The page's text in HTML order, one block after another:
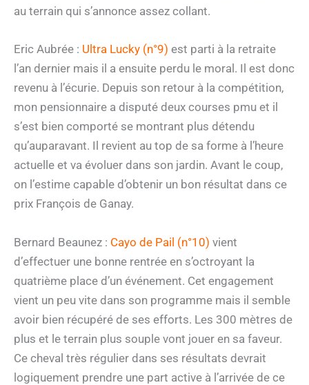
au terrain qui s’annonce assez collant.
Eric Aubrée : Ultra Lucky (n°9) est parti à la retraite
l’an dernier mais il a ensuite perdu le moral. Il est donc
revenu à l’écurie. Depuis son retour à la compétition,
mon pensionnaire a disputé deux courses pmu et il
s’est bien comporté se montrant plus détendu
qu’auparavant. Il revient au top de sa forme à l’heure
actuelle et va évoluer dans son jardin. Avant le coup,
on l’estime capable d’obtenir un bon résultat dans ce
prix François de Ganay.
Bernard Beaunez : Cayo de Pail (n°10) vient
d’effectuer une bonne rentrée en s’octroyant la
quatrième place d’un événement. Cet engagement
vient un peu vite dans son programme mais il semble
avoir bien récupéré de ses efforts. Les 300 mètres de
plus et le terrain plus souple vont jouer en sa faveur.
Ce cheval très régulier dans ses résultats devrait
logiquement prendre une part active à l’arrivée de ce